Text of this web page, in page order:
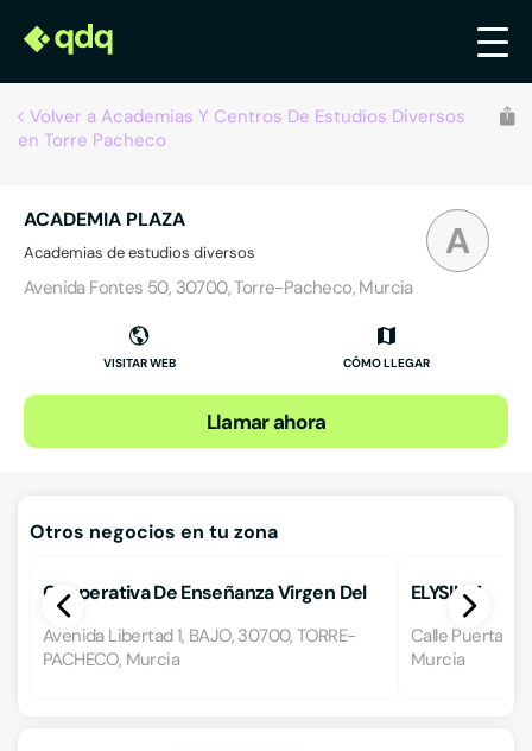
Volver a Academias Y Centros De Estudios Diversos
en Torre Pacheco
A
ACADEMIA PLAZA
Academias de estudios diversos
Avenida Fontes 50, 30700, Torre-Pacheco, Murcia
VISITAR WEB CÓMO LLEGAR
Llamar ahora
Otros negocios en tu zona
Cooperativa De Enseñanza Virgen Del
Pasico
Avenida Libertad 1, BAJO, 30700, TORRE-
PACHECO, Murcia
ELYSIUM
Calle Puerta
Murcia